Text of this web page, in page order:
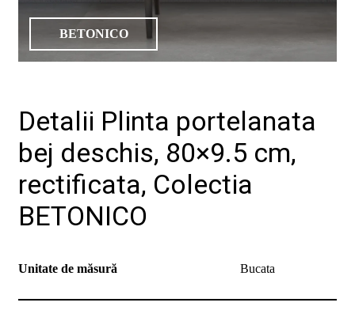
design"
Produse
Catalog
De
DIY
ceramice
BETONICO
Detalii Plinta portelanata
bej deschis, 80×9.5 cm,
rectificata, Colectia
BETONICO
Unitate de măsură Bucata